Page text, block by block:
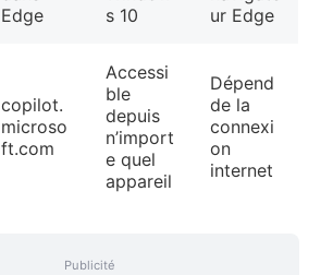
Edge
s 10
ur Edge
copilot.
microso
ft.com
Accessi
ble
depuis
n’import
e quel
appareil
Dépend
de la
connexi
on
internet
Publicité